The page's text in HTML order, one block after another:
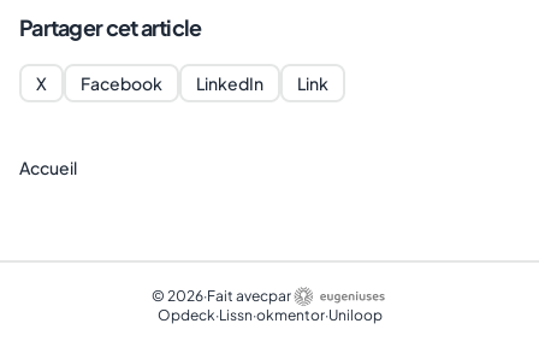
Partager cet article
X Facebook LinkedIn Link
Accueil
© 2026·Fait avecpar
Opdeck·Lissn·okmentor·Uniloop